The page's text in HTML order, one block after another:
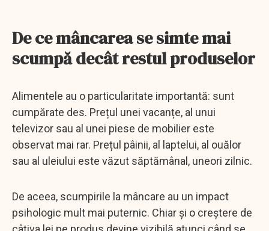
De ce mâncarea se simte mai
scumpă decât restul produselor
Alimentele au o particularitate importantă: sunt
cumpărate des. Prețul unei vacanțe, al unui
televizor sau al unei piese de mobilier este
observat mai rar. Prețul pâinii, al laptelui, al ouălor
sau al uleiului este văzut săptămânal, uneori zilnic.
De aceea, scumpirile la mâncare au un impact
psihologic mult mai puternic. Chiar și o creștere de